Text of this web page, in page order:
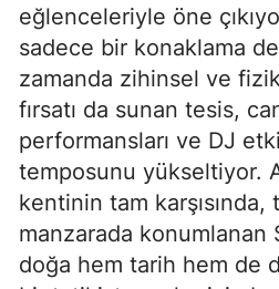
eğlenceleriyle öne
sadece bir konaklama
zamanda zihinsel ve
fırsatı da sunan tesis,
performansları ve DJ
temposunu yükseltiyor.
kentinin tam
manzarada konumlanan
doğa hem tarih hem de